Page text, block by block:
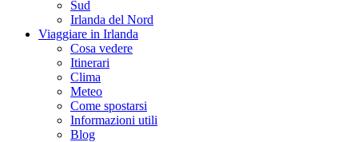
Sud
Irlanda del Nord
Viaggiare in Irlanda
Cosa vedere
Itinerari
Clima
Meteo
Come spostarsi
Informazioni utili
Blog